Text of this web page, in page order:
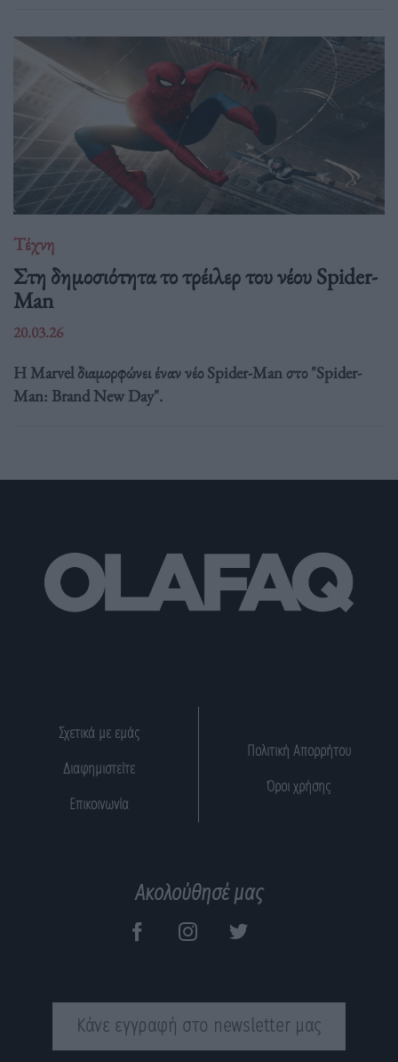
Τέχνη
Στη δημοσιότητα το τρέιλερ του νέου Spider-
Man
20.03.26
Η Marvel διαμορφώνει έναν νέο Spider-Man στο "Spider-
Man: Brand New Day".
Σχετικά με εμάς
Διαφημιστείτε
Επικοινωνία
Πολιτική Απορρήτου
Όροι χρήσης
Ακολούθησέ μας
Κάνε εγγραφή στο newsletter μας